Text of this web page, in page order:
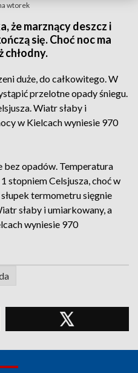
wtorek
że marznący deszcz i
się. Choć noc ma
chłodny.
duże, do całkowitego. W
przelotne opady śniegu.
Wiatr słaby i
w Kielcach wyniesie 970
bez opadów. Temperatura
stopniem Celsjusza, choć w
termometru sięgnie
słaby i umiarkowany, a
wyniesie 970